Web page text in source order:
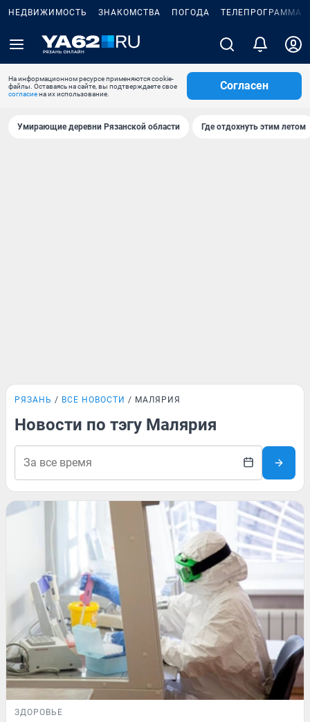
НЕДВИЖИМОСТЬ ЗНАКОМСТВА ПОГОДА ТЕЛЕПРОГРАММА
На информационном ресурсе применяются cookie-
файлы. Оставаясь на сайте, вы подтверждаете свое
согласиена их использование.
Согласен
Умирающие деревни Рязанской области Где отдохнуть этим летом
РЯЗАНЬ ВСЕ НОВОСТИ МАЛЯРИЯ
Новости по тэгу Малярия
ЗДОРОВЬЕ